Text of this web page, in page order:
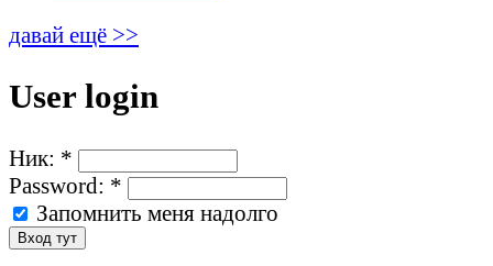
давай ещё >>
User login
Ник: *
Password: *
Запомнить меня надолго